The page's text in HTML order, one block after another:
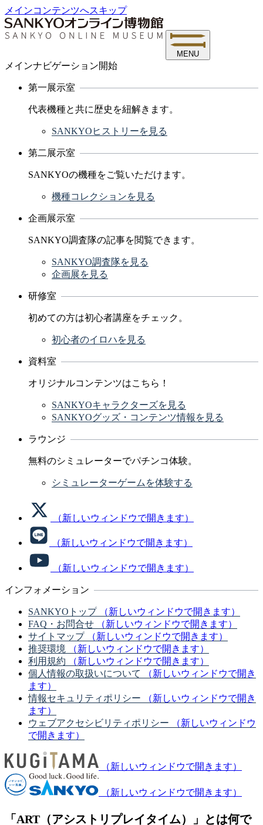
メインコンテンツへスキップ
MENU
メインナビゲーション開始
第一展示室
代表機種と共に歴史を紐解きます。
SANKYOヒストリーを見る
第二展示室
SANKYOの機種をご覧いただけます。
機種コレクションを見る
企画展示室
SANKYO調査隊の記事を閲覧できます。
SANKYO調査隊を見る
企画展を見る
研修室
初めての方は初心者講座をチェック。
初心者のイロハを見る
資料室
オリジナルコンテンツはこちら！
SANKYOキャラクターズを見る
SANKYOグッズ・コンテンツ情報を見る
ラウンジ
無料のシミュレーターでパチンコ体験。
シミュレーターゲームを体験する
（新しいウィンドウで開きます）
（新しいウィンドウで開きます）
（新しいウィンドウで開きます）
インフォメーション
SANKYOトップ
（新しいウィンドウで開きます）
FAQ・お問合せ
（新しいウィンドウで開きます）
サイトマップ
（新しいウィンドウで開きます）
推奨環境
（新しいウィンドウで開きます）
利用規約
（新しいウィンドウで開きます）
個人情報の取扱いについて
（新しいウィンドウで開き
ます）
情報セキュリティポリシー
（新しいウィンドウで開き
ます）
ウェブアクセシビリティポリシー
（新しいウィンドウ
で開きます）
（新しいウィンドウで開きます）
（新しいウィンドウで開きます）
「ART（アシストリプレイタイム）」とは何で